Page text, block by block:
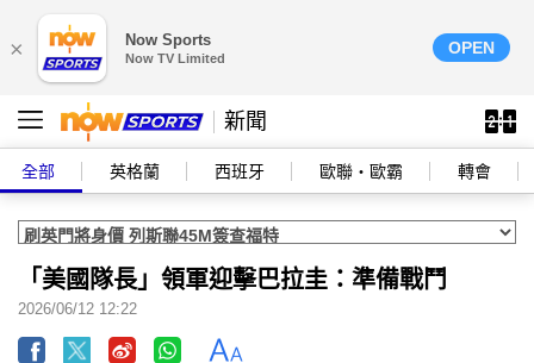
× Now Sports
Now TV Limited
OPEN
新聞
全部 英格蘭 西班牙 歐聯‧歐霸 轉會
「美國隊長」領軍迎擊巴拉圭：準備戰鬥
2026/06/12 12:22